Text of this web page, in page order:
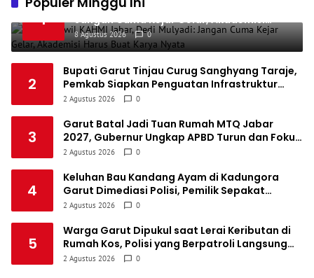
1
6
Persis Solo 34 8 10 16 34
1
7
Semen Padang FC
Persatuan Sepak Bola Biak Sekitarnya 34 4 6 24 18
1
Buka Muswil KAHMI Jabar, Dedi Mulyadi:
Jangan Cuma Kejar Gelar, Akademisi
Harus Buat Karya Nyata
8 Agustus 2026 0
2
Bupati Garut Tinjau Curug Sanghyang Taraje,
Pemkab Siapkan Penguatan Infrastruktur
untuk Dongkrak Pariwisata
2 Agustus 2026 0
3
Garut Batal Jadi Tuan Rumah MTQ Jabar
2027, Gubernur Ungkap APBD Turun dan Fokus
Dialihkan ke Infrastruktur
2 Agustus 2026 0
4
Keluhan Bau Kandang Ayam di Kadungora
Garut Dimediasi Polisi, Pemilik Sepakat
Pindahkan Kandang
2 Agustus 2026 0
5
Warga Garut Dipukul saat Lerai Keributan di
Rumah Kos, Polisi yang Berpatroli Langsung
Amankan Terduga Pelaku
2 Agustus 2026 0